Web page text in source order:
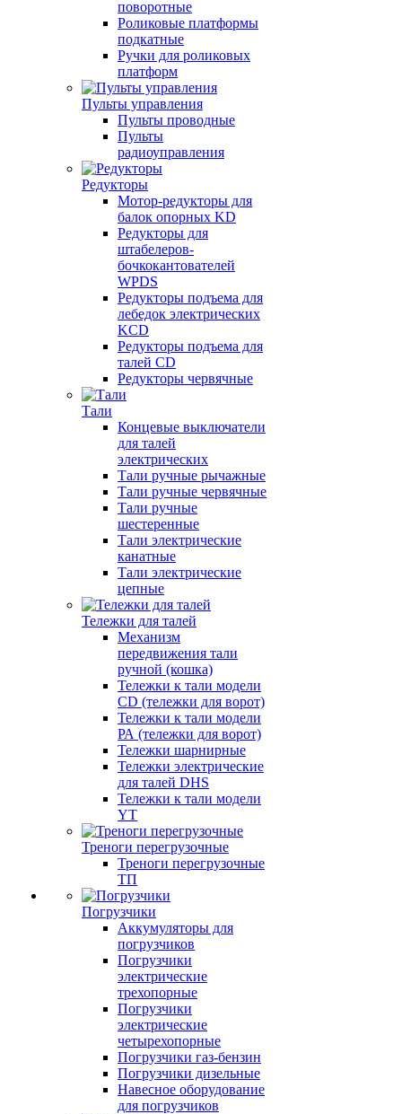
поворотные
Роликовые платформы
подкатные
Ручки для роликовых
платформ
Пульты управления
Пульты проводные
Пульты
радиоуправления
Редукторы
Мотор-редукторы для
балок опорных KD
Редукторы для
штабелеров-
бочкокантователей
WPDS
Редукторы подъема для
лебедок электрических
KCD
Редукторы подъема для
талей CD
Редукторы червячные
Тали
Концевые выключатели
для талей
электрических
Тали ручные рычажные
Тали ручные червячные
Тали ручные
шестеренные
Тали электрические
канатные
Тали электрические
цепные
Тележки для талей
Механизм
передвижения тали
ручной (кошка)
Тележки к тали модели
CD (тележки для ворот)
Тележки к тали модели
РА (тележки для ворот)
Тележки шарнирные
Тележки электрические
для талей DHS
Тележки к тали модели
YT
Треноги перегрузочные
Треноги перегрузочные
ТП
Погрузчики
Аккумуляторы для
погрузчиков
Погрузчики
электрические
трехопорные
Погрузчики
электрические
четырехопорные
Погрузчики газ-бензин
Погрузчики дизельные
Навесное оборудование
для погрузчиков